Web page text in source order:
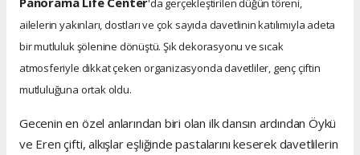
'da gerçekleştirilen düğün töreni,
ailelerin yakınları, dostları ve çok sayıda davetlinin katılımıyla adeta
bir mutluluk şölenine dönüştü. Şık dekorasyonu ve sıcak
atmosferiyle dikkat çeken organizasyonda davetliler, genç çiftin
mutluluğuna ortak oldu.
Gecenin en özel anlarından biri olan ilk dansın ardından Öykü
ve Eren çifti, alkışlar eşliğinde pastalarını keserek davetlilerin